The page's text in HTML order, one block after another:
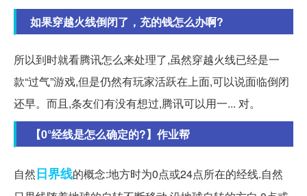
如果穿越火线倒闭了，充的钱怎么办啊?
所以到时就看腾讯怎么来处理了,虽然穿越火线已经是一
款“过气”游戏,但是仍然有玩家活跃在上面,可以说面临倒闭
还早。而且,条友们有没有想过,腾讯可以用一... 对。
【0°经线是怎么确定的?】作业帮
自然日界线的概念:地方时为0点或24点所在的经线.自然